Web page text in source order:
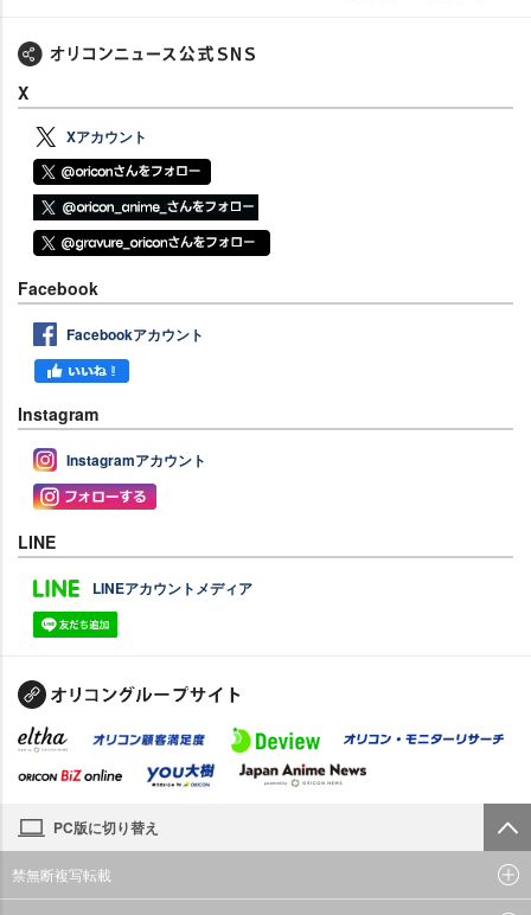
X
Xアカウント
Facebook
Facebookアカウント
Instagram
Instagramアカウント
LINE
LINEアカウントメディア
PC版に切り替え
禁無断複写転載